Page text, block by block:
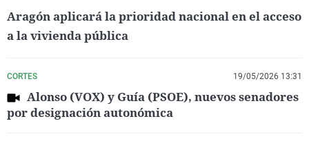
Aragón aplicará la prioridad nacional en el acceso
a la vivienda pública
CORTES 19/05/2026 13:31
Alonso (VOX) y Guía (PSOE), nuevos senadores
por designación autonómica